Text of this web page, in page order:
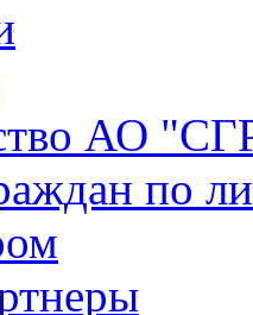
АО
по